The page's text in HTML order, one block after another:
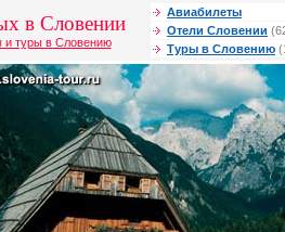
в Словении
и туры в Словению
Авиабилеты
Отели Словении
Туры в Словению